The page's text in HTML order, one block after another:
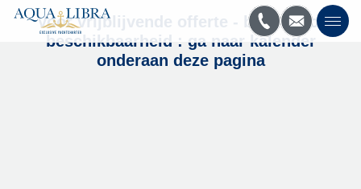
Voor vrijblijvende offerte - boeking of
beschikbaarheid : ga naar kalender
onderaan deze pagina